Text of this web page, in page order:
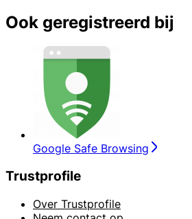
Ook geregistreerd bij
Google Safe Browsing
Trustprofile
Over Trustprofile